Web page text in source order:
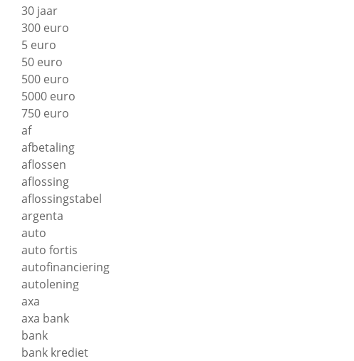
30 jaar
300 euro
5 euro
50 euro
500 euro
5000 euro
750 euro
af
afbetaling
aflossen
aflossing
aflossingstabel
argenta
auto
auto fortis
autofinanciering
autolening
axa
axa bank
bank
bank krediet